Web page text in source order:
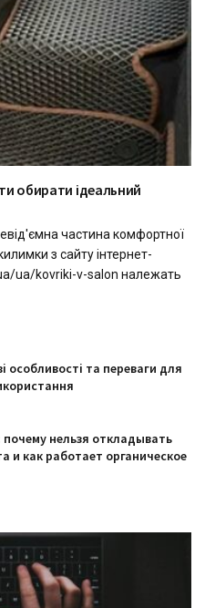
обирати ідеальний
частина комфортної
з сайту інтернет-
ua/kovriki-v-salon належать
особливості та переваги для
нельзя откладывать
и как работает органическое